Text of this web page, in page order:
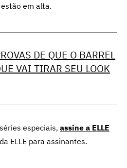
em alta.
DE QUE O BARREL
VAI TIRAR SEU LOOK
especiais, assine a ELLE
ELLE para assinantes.